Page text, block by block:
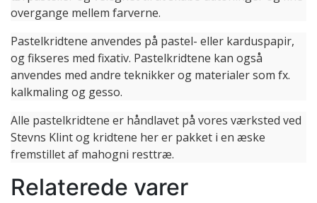
overgange mellem farverne.
Pastelkridtene anvendes på pastel- eller karduspapir,
og fikseres med fixativ. Pastelkridtene kan også
anvendes med andre teknikker og materialer som fx.
kalkmaling og gesso.
Alle pastelkridtene er håndlavet på vores værksted ved
Stevns Klint og kridtene her er pakket i en æske
fremstillet af mahogni resttræ.
Relaterede varer